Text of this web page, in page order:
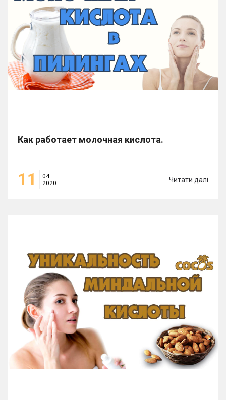
Как работает молочная кислота.
11
04
2020
Читати далі